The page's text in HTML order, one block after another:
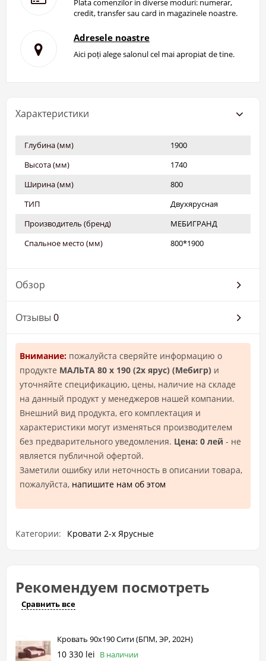
Plata comenzilor in diverse moduri: numerar,
credit, transfer sau card in magazinele noastre.
Adresele noastre
Aici poți alege salonul cel mai apropiat de tine.
Характеристики
Глубина (мм)
1900
Высота (мм)
1740
Ширина (мм)
800
ТИП
Двухярусная
Производитель (бренд)
МЕБИГРАНД
Спальное место (мм)
800*1900
Обзор
Отзывы 0
Внимание: пожалуйста сверяйте информацию о
продукте МАЛЬТА 80 х 190 (2х ярус) (Мебигр) и
уточняйте спецификацию, цены, наличие на складе
на данный продукт у менеджеров нашей компании.
Внешний вид продукта, его комплектация и
характеристики могут изменяться производителем
без предварительного уведомления. Цена: 0 лей - не
является публичной офертой.
Заметили ошибку или неточность в описании товара,
пожалуйста, напишите нам об этом
Категории: Кровати 2-х Ярусные
Рекомендуем посмотреть
Сравнить все
Кровать 90х190 Сити (БПМ, ЭР, 202Н)
10 330 lei В наличии